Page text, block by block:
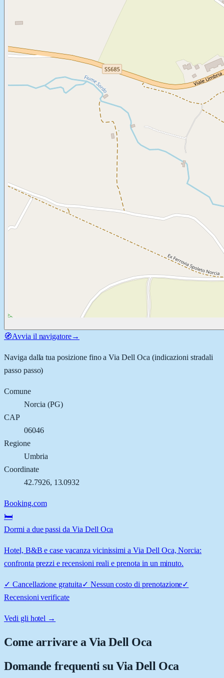
🧭Avvia il navigatore→
Naviga dalla tua posizione fino aVia Dell Oca (indicazioni stradali
passo passo)
Comune
Norcia (PG)
CAP
06046
Regione
Umbria
Coordinate
42.7926, 13.0932
Booking.com
🛏️
Dormi a due passi da Via Dell Oca
Hotel, B&B e case vacanza vicinissimi a Via Dell Oca, Norcia:
confronta prezzi e recensioni reali e prenota in un minuto.
✓ Cancellazione gratuita✓ Nessun costo di prenotazione✓
Recensioni verificate
Vedi gli hotel →
Come arrivare aVia Dell Oca
Domande frequenti su Via Dell Oca